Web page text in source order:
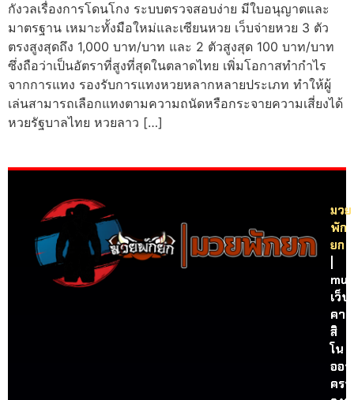
กังวลเรื่องการโดนโกง ระบบตรวจสอบง่าย มีใบอนุญาตและ
มาตรฐาน เหมาะทั้งมือใหม่และเซียนหวย เว็บจ่ายหวย 3 ตัว
ตรงสูงสุดถึง 1,000 บาท/บาท และ 2 ตัวสูงสุด 100 บาท/บาท
ซึ่งถือว่าเป็นอัตราที่สูงที่สุดในตลาดไทย เพิ่มโอกาสทำกำไร
จากการแทง รองรับการแทงหวยหลากหลายประเภท ทำให้ผู้
เล่นสามารถเลือกแทงตามความถนัดหรือกระจายความเสี่ยงได้
หวยรัฐบาลไทย หวยลาว […]
มวย
พัก
ยก
เว็บ
คา
สิ
โน
ออ
ครบ